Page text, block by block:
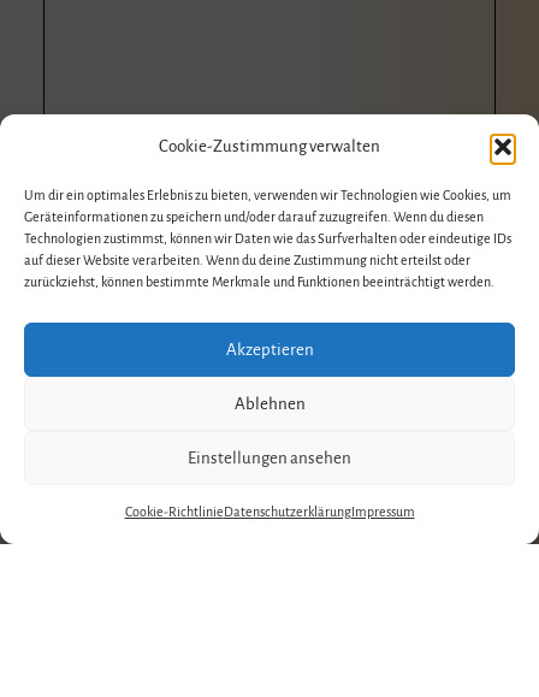
Cookie-Zustimmung verwalten
Um dir ein optimales Erlebnis zu bieten, verwenden wir Technologien wie Cookies, um
Geräteinformationen zu speichern und/oder darauf zuzugreifen. Wenn du diesen
Technologien zustimmst, können wir Daten wie das Surfverhalten oder eindeutige IDs
auf dieser Website verarbeiten. Wenn du deine Zustimmung nicht erteilst oder
zurückziehst, können bestimmte Merkmale und Funktionen beeinträchtigt werden.
Akzeptieren
Ablehnen
Einstellungen ansehen
Cookie-RichtlinieDatenschutzerklärungImpressum